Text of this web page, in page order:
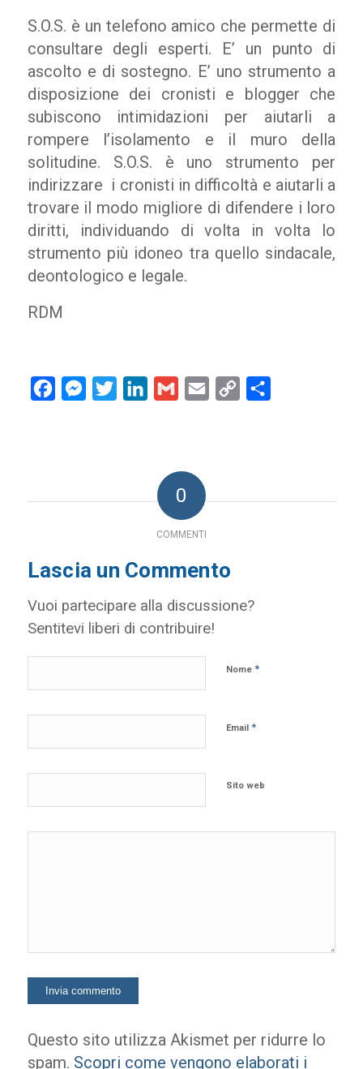
S.O.S. è un telefono amico che permette di
consultare degli esperti. E’ un punto di
ascolto e di sostegno. E’ uno strumento a
disposizione dei cronisti e blogger che
subiscono intimidazioni per aiutarli a
rompere l’isolamento e il muro della
solitudine. S.O.S. è uno strumento per
indirizzare i cronisti in difficoltà e aiutarli a
trovare il modo migliore di difendere i loro
diritti, individuando di volta in volta lo
strumento più idoneo tra quello sindacale,
deontologico e legale.
RDM
FacebookMessenger
Twitter LinkedInGmail Email
Copy
0
COMMENTI
Lascia un Commento
Vuoi partecipare alla discussione?
Sentitevi liberi di contribuire!
Nome *
Email *
Sito web
Questo sito utilizza Akismet per ridurre lo
spam. Scopri come vengono elaborati i